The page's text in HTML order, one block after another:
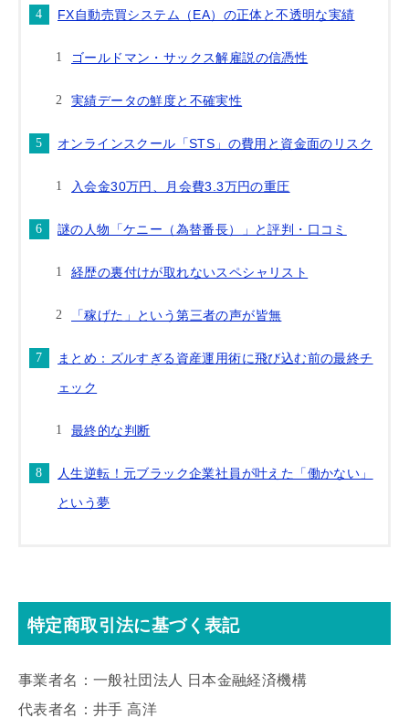
FX自動売買システム（EA）の正体と不透明な実績
ゴールドマン・サックス解雇説の信憑性
実績データの鮮度と不確実性
オンラインスクール「STS」の費用と資金面のリスク
入会金30万円、月会費3.3万円の重圧
謎の人物「ケニー（為替番長）」と評判・口コミ
経歴の裏付けが取れないスペシャリスト
「稼げた」という第三者の声が皆無
まとめ：ズルすぎる資産運用術に飛び込む前の最終チ
ェック
最終的な判断
人生逆転！元ブラック企業社員が叶えた「働かない」
という夢
特定商取引法に基づく表記
事業者名：一般社団法人 日本金融経済機構
代表者名：井手 高洋